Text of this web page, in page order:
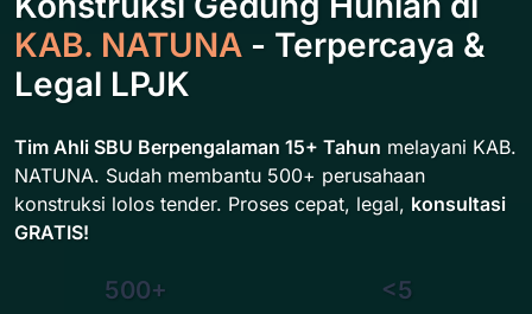
KAB. NATUNA - Terpercaya &
Legal LPJK
Tim Ahli SBU Berpengalaman 15+ Tahun melayani KAB.
NATUNA. Sudah membantu 500+ perusahaan
konstruksi lolos tender. Proses cepat, legal, konsultasi
GRATIS!
500+ <5